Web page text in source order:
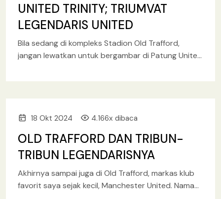
UNITED TRINITY; TRIUMVAT
LEGENDARIS UNITED
Bila sedang di kompleks Stadion Old Trafford,
jangan lewatkan untuk bergambar di Patung United
18 Okt 2024 4.166x dibaca
OLD TRAFFORD DAN TRIBUN-
TRIBUN LEGENDARISNYA
Akhirnya sampai juga di Old Trafford, markas klub
favorit saya sejak kecil, Manchester United. Nama